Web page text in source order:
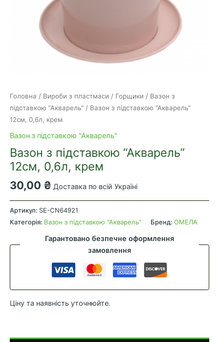
Головна / Вироби з пластмаси / Горщики / Вазон з
підставкою "Акварель" / Вазон з підставкою “Акварель”
12см, 0,6л, крем
Вазон з підставкою "Акварель"
Вазон з підставкою “Акварель”
12см, 0,6л, крем
30,00 ₴ Доставка по всій Україні
Вазон
з
підставкою
"Акварель"
12см,
Артикул: SE-CN64921
Категорія: Вазон з підставкою "Акварель" Бренд: ОМЕЛА
Гарантовано безпечне оформлення
замовлення
Ціну та наявність уточнюйте.